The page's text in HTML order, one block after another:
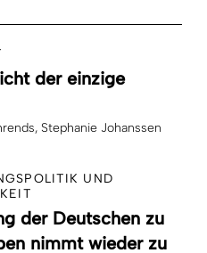
der einzige
Stephanie Johanssen
UND
der Deutschen zu
nimmt wieder zu